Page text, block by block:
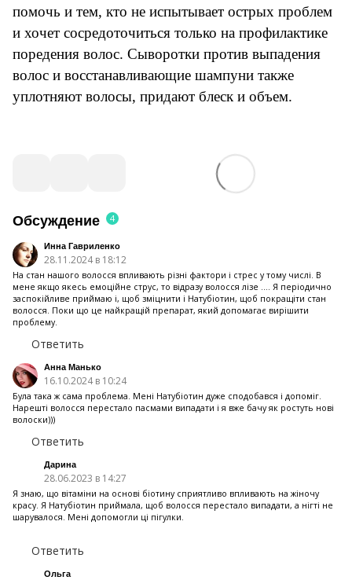
помочь и тем, кто не испытывает острых проблем
и хочет сосредоточиться только на профилактике
поредения волос. Сыворотки против выпадения
волос и восстанавливающие шампуни также
уплотняют волосы, придают блеск и объем.
Обсуждение 4
Инна Гавриленко
28.11.2024 в 18:12
На стан нашого волосся впливають різні фактори і стрес у тому числі. В
мене якщо якесь емоційне струс, то відразу волосся лізе .... Я періодично
заспокiйливе приймаю i, щоб зміцнити i Натубіотин, щоб покращiти стан
волосся. Поки що це найкращій препарат, який допомагає вирішити
проблему.
Ответить
Анна Манько
16.10.2024 в 10:24
Була така ж сама проблема. Мені Натубіотин дуже сподобався i допомiг.
Нарешті волосся перестало пасмами випадати і я вже бачу як ростуть нові
волоски)))
Ответить
Дарина
28.06.2023 в 14:27
Я знаю, що вітаміни на основі біотину сприятливо впливають на жіночу
красу. Я Натубіотин приймала, щоб волосся перестало випадати, а нігті не
шарувалося. Мені допомогли ці пігулки.
Ответить
Ольга